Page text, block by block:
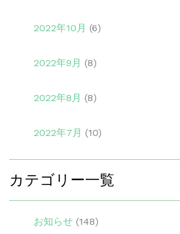
2022年10月 (6)
2022年9月 (8)
2022年8月 (8)
2022年7月 (10)
カテゴリー一覧
お知らせ (148)